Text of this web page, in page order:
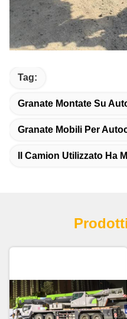
Tag:
Granate Montate Su
Granate Mobili Per
Il Camion Utilizzato Ha